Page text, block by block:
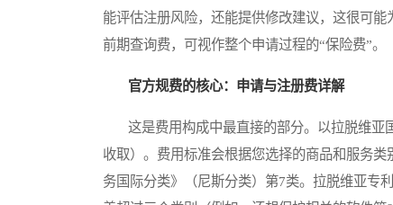
能评估注册风险，还能提供修改建议，这很可
前期查询费，可视作整个申请过程的“保险费”。
官方规费的核心：申请与注册费详解
这是费用构成中最直接的部分。以拉脱维亚
收取）。费用标准会根据您选择的商品和服务
务国际分类》（尼斯分类）第7类。拉脱维亚专